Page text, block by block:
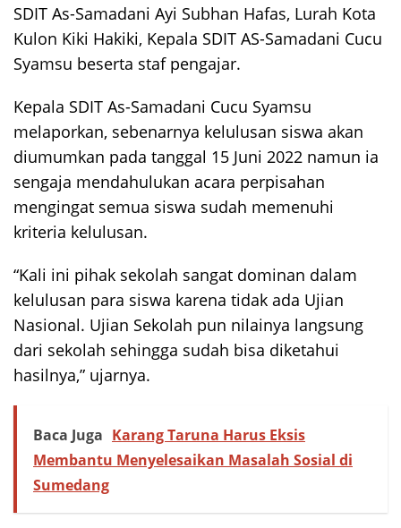
SDIT As-Samadani Ayi Subhan Hafas, Lurah Kota
Kulon Kiki Hakiki, Kepala SDIT AS-Samadani Cucu
Syamsu beserta staf pengajar.
Kepala SDIT As-Samadani Cucu Syamsu
melaporkan, sebenarnya kelulusan siswa akan
diumumkan pada tanggal 15 Juni 2022 namun ia
sengaja mendahulukan acara perpisahan
mengingat semua siswa sudah memenuhi
kriteria kelulusan.
“Kali ini pihak sekolah sangat dominan dalam
kelulusan para siswa karena tidak ada Ujian
Nasional. Ujian Sekolah pun nilainya langsung
dari sekolah sehingga sudah bisa diketahui
hasilnya,” ujarnya.
Baca Juga Karang Taruna Harus Eksis
Membantu Menyelesaikan Masalah Sosial di
Sumedang